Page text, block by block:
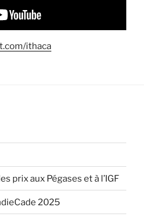
ithaca
prix aux Pégases et à l’IGF
2025